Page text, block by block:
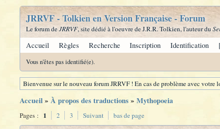
JRRVF - Tolkien en Version Française - Forum
Le forum deJRRVF, site dédié à l'oeuvre de J.R.R. Tolkien, l'auteur du
Accueil Règles Recherche Inscription Identification
Vous n'êtes pas identifié(e).
Bienvenue sur le nouveau forum JRRVF ! En cas de problème avec
Accueil» À propos des traductions» Mythopoeia
Pages : 1 2 3 Suivant bas de page